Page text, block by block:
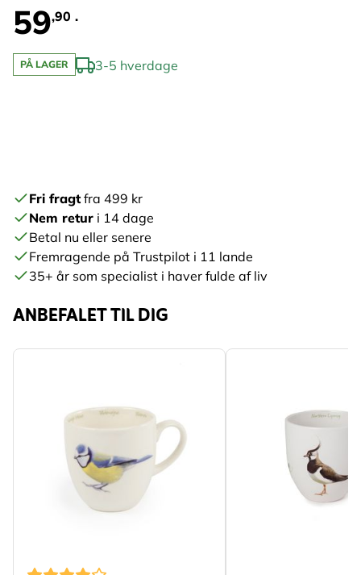
59,90 .
PÅ LAGER 3-5 hverdage
Fri fragtfra 499 kr
Nem retur i 14 dage
Betal nu eller senere
Fremragende på Trustpilot i 11 lande
35+ år som specialist i haver fulde af liv
ANBEFALET TIL DIG